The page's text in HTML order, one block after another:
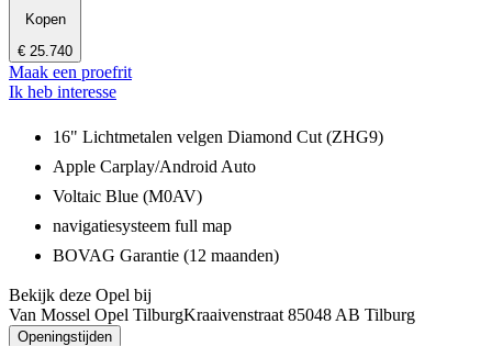
Kopen
€ 25.740
Maak een proefrit
Ik heb interesse
16" Lichtmetalen velgen Diamond Cut (ZHG9)
Apple Carplay/Android Auto
Voltaic Blue (M0AV)
navigatiesysteem full map
BOVAG Garantie (12 maanden)
Bekijk deze Opel bij
Van Mossel Opel TilburgKraaivenstraat 85048 AB Tilburg
Openingstijden